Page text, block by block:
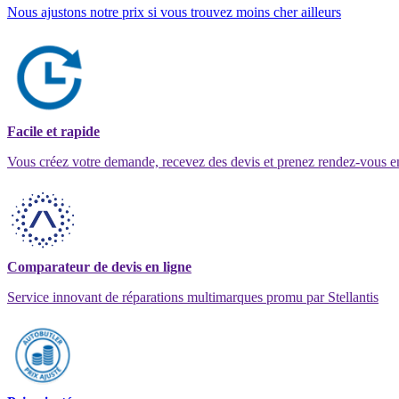
Nous ajustons notre prix si vous trouvez moins cher ailleurs
Facile et rapide
Vous créez votre demande, recevez des devis et prenez rendez-vous
Comparateur de devis en ligne
Service innovant de réparations multimarques promu par Stellantis